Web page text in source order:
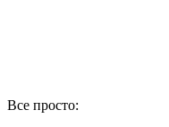
Все просто: